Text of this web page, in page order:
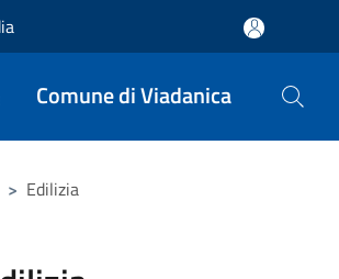
Comune di Viadanica
> Edilizia